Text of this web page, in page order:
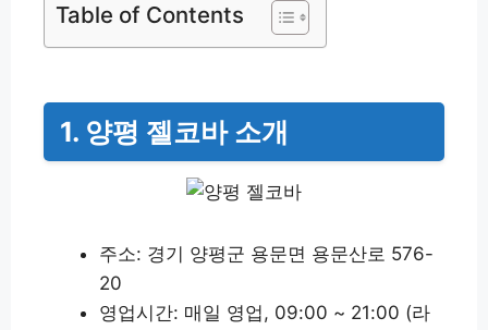
Table of Contents
1. 양평 젤코바 소개
주소: 경기 양평군 용문면 용문산로 576-
20
영업시간: 매일 영업, 09:00 ~ 21:00 (라